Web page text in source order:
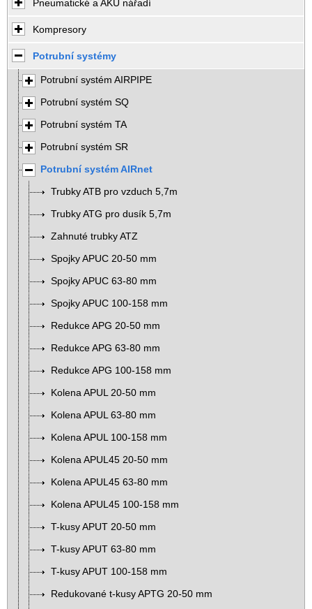
Pneumatické a AKU nářadí
Kompresory
Potrubní systémy
Potrubní systém AIRPIPE
Potrubní systém SQ
Potrubní systém TA
Potrubní systém SR
Potrubní systém AIRnet
Trubky ATB pro vzduch 5,7m
Trubky ATG pro dusík 5,7m
Zahnuté trubky ATZ
Spojky APUC 20-50 mm
Spojky APUC 63-80 mm
Spojky APUC 100-158 mm
Redukce APG 20-50 mm
Redukce APG 63-80 mm
Redukce APG 100-158 mm
Kolena APUL 20-50 mm
Kolena APUL 63-80 mm
Kolena APUL 100-158 mm
Kolena APUL45 20-50 mm
Kolena APUL45 63-80 mm
Kolena APUL45 100-158 mm
T-kusy APUT 20-50 mm
T-kusy APUT 63-80 mm
T-kusy APUT 100-158 mm
Redukované t-kusy APTG 20-50 mm